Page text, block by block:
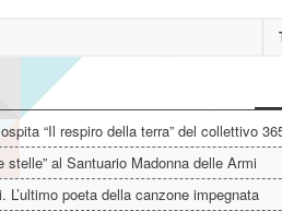
“Il respiro della terra” del collettivo
stelle” al Santuario Madonna delle Armi
poeta della canzone impegnata